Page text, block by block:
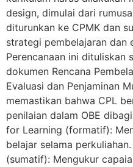
design, dimulai dari
diturunkan ke CPMK dan
strategi pembelajaran dan
Perencanaan ini dituliskan
dokumen Rencana
Evaluasi dan Penjaminan
memastikan bahwa CPL
penilaian dalam OBE
for Learning (formatif):
belajar selama
(sumatif): Mengukur